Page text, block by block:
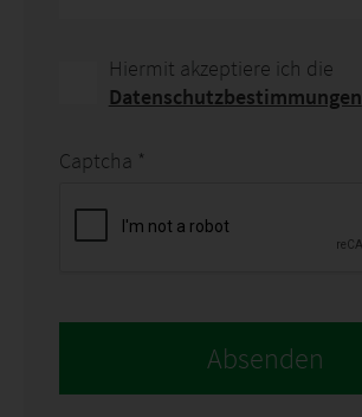
Hiermit akzeptiere ich die
Datenschutzbestimmungen
Captcha *
Absenden